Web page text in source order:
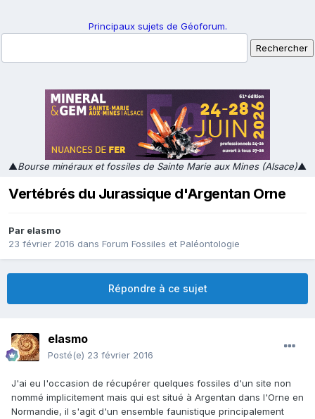
Principaux sujets de Géoforum.
▲Bourse minéraux et fossiles de Sainte Marie aux Mines (Alsace)▲
Vertébrés du Jurassique d'Argentan Orne
Par elasmo
23 février 2016 dans Forum Fossiles et Paléontologie
Répondre à ce sujet
elasmo
Posté(e) 23 février 2016
J'ai eu l'occasion de récupérer quelques fossiles d'un site non
nommé implicitement mais qui est situé à Argentan dans l'Orne en
Normandie, il s'agit d'un ensemble faunistique principalement